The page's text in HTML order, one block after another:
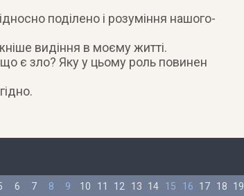
поділено і розуміння нашого-
видіння в моєму житті.
є зло? Яку у цьому роль повинен
6 7 8 9 10 11 12 13 14 15 16 17 18 19